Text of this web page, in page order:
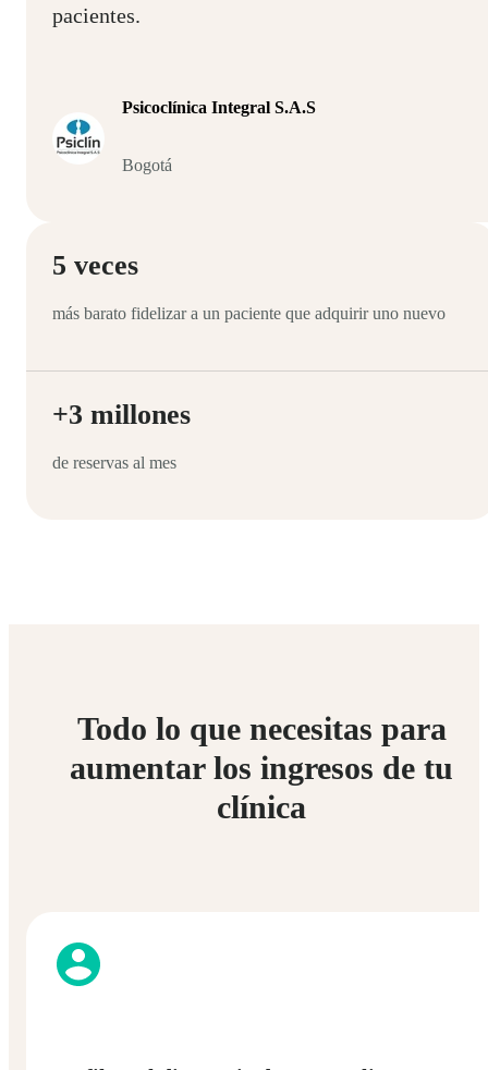
pacientes.
Psicoclínica Integral S.A.S
Bogotá
5 veces
más barato fidelizar a un paciente que adquirir uno nuevo
+3 millones
de reservas al mes
Todo lo que necesitas para
aumentar los ingresos de tu
clínica